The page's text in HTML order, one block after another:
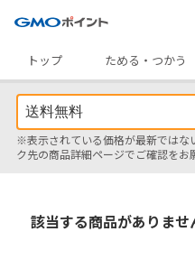
トップ
ためる・つかう
※表示されている価格が最新ではな
ク先の商品詳細ページでご確認をお
該当する商品がありませ